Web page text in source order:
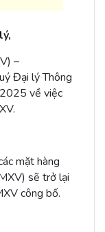
–
Đại lý Thông
về việc
mặt hàng
sẽ trở lại
công bố.